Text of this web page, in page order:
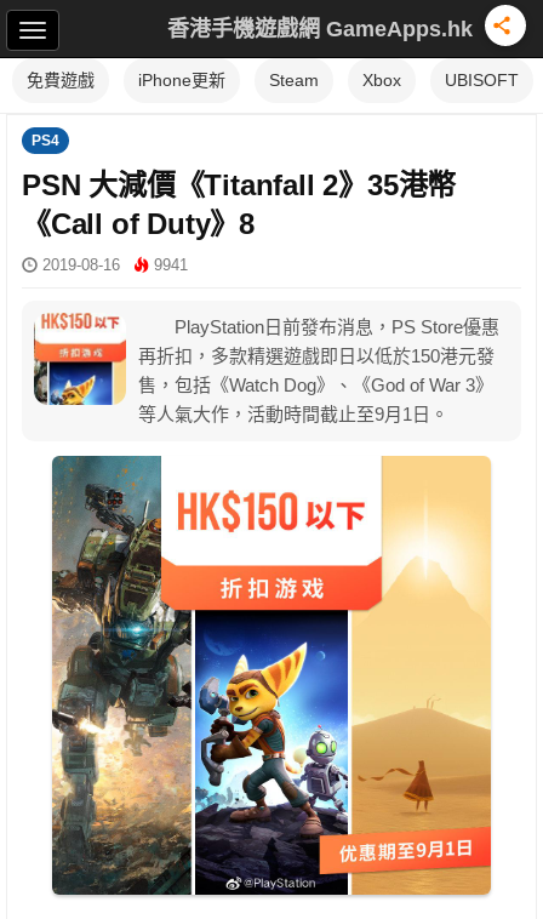
香港手機遊戲網 GameApps.hk
免費遊戲 iPhone更新 Steam Xbox UBISOFT
PS4
PSN 大減價《Titanfall 2》35港幣
《Call of Duty》8
2019-08-16 9941
PlayStation日前發布消息，PS Store優惠
再折扣，多款精選遊戲即日以低於150港元發
售，包括《Watch Dog》、《God of War 3》
等人氣大作，活動時間截止至9月1日。